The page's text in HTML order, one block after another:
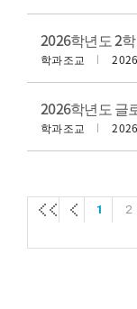
학과조교
학과조교
첫
첫
1 2